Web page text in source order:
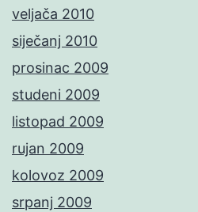
veljača 2010
siječanj 2010
prosinac 2009
studeni 2009
listopad 2009
rujan 2009
kolovoz 2009
srpanj 2009